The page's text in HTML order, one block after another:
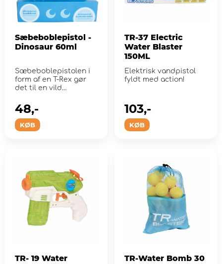
Sæbeboblepistol -
Dinosaur 60ml
Sæbeboblepistolen i
form af en T-Rex gør
det til en vild
KØB
48,-
TR-37 Electric
Water Blaster
150ML
Elektrisk vandpistol
fyldt med action!
KØB
103,-
TR- 19 Water
TR-Water Bomb 30